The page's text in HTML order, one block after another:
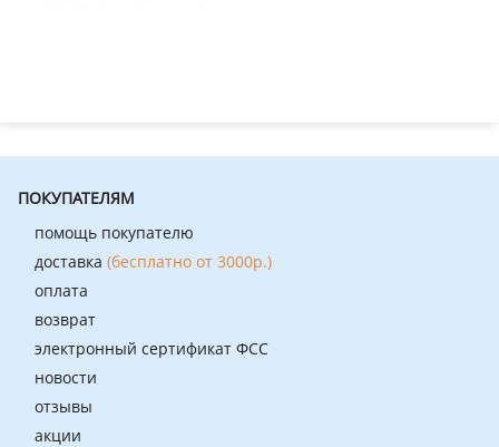
ПОКУПАТЕЛЯМ
помощь покупателю
доставка (бесплатно от 3000р.)
оплата
возврат
электронный сертификат ФСС
новости
отзывы
акции